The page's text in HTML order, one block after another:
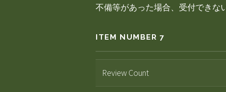
不備等があった場合、受付できな
ITEM NUMBER 7
Review Count